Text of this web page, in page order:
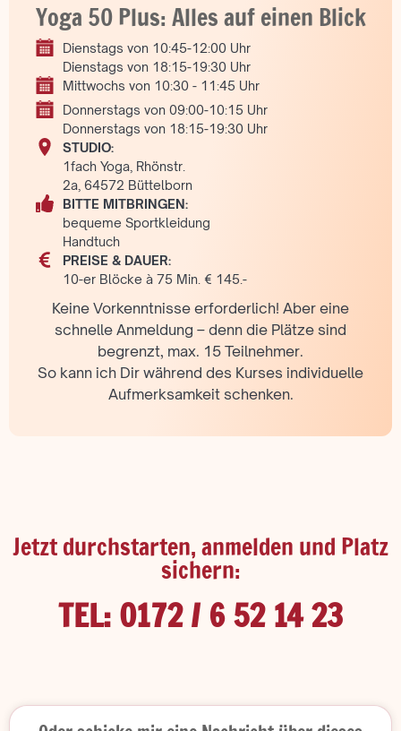
Yoga 50 Plus: Alles auf einen Blick
Dienstags von 10:45-12:00 Uhr
Dienstags von 18:15-19:30 Uhr
Mittwochs von 10:30 - 11:45 Uhr
Donnerstags von 09:00-10:15 Uhr
Donnerstags von 18:15-19:30 Uhr
STUDIO:
1fach Yoga, Rhönstr.
2a, 64572 Büttelborn
BITTE MITBRINGEN:
bequeme Sportkleidung
Handtuch
PREISE & DAUER:
10-er Blöcke à 75 Min. € 145.-
Keine Vorkenntnisse erforderlich! Aber eine
schnelle Anmeldung – denn die Plätze sind
begrenzt, max. 15 Teilnehmer.
So kann ich Dir während des Kurses individuelle
Aufmerksamkeit schenken.
Jetzt durchstarten, anmelden und Platz
sichern:
TEL: 0172 / 6 52 14 23